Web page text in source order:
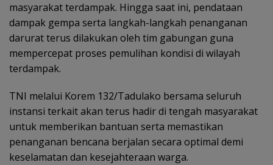
masyarakat terdampak. Hingga saat ini, pendataan
dampak gempa serta langkah-langkah penanganan
darurat terus dilakukan oleh tim gabungan guna
mempercepat proses pemulihan kondisi di wilayah
terdampak.
TNI melalui Korem 132/Tadulako bersama seluruh
instansi terkait akan terus hadir di tengah masyarakat
untuk memberikan bantuan serta memastikan
penanganan bencana berjalan secara optimal demi
keselamatan dan kesejahteraan warga.